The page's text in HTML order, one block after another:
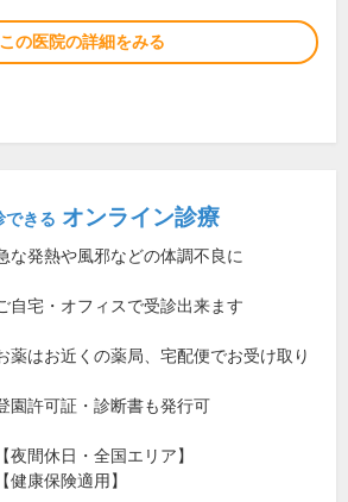
この医院の詳細をみる
できる オンライン診療
な発熱や風邪などの体調不良に
自宅・オフィスで受診出来ます
薬はお近くの薬局、宅配便でお受け取り
園許可証・診断書も発行可
【夜間休日・全国エリア】
【健康保険適用】